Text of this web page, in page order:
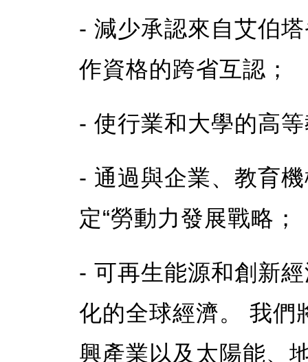
- 減少承認來自艾伯
作資格的跨省互認；
- 使行業和大學的高
- 通過與企業、教育
定“勞動力發展戰略；
- 可再生能源和創新
化的全球經濟。 我們
興產業以及太陽能、